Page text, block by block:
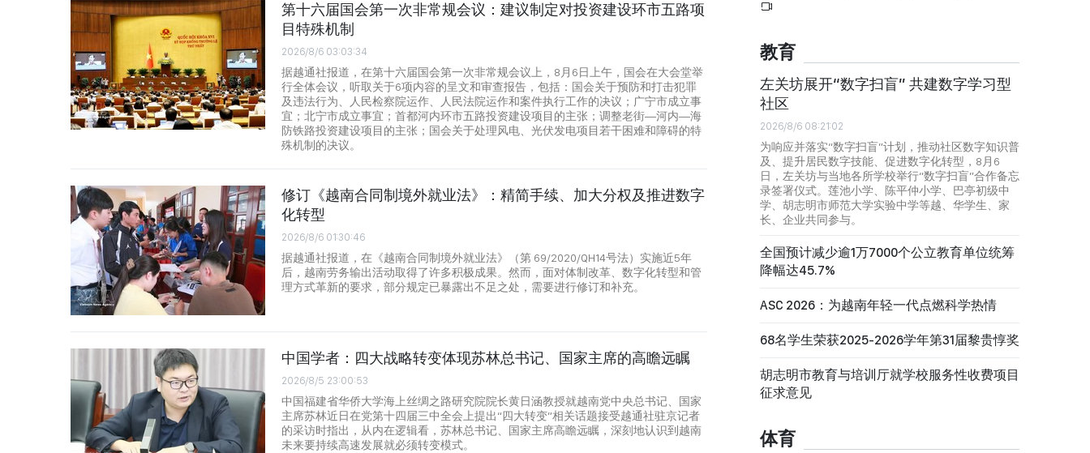
第十六届国会第一次非常规会议：建议制定对投资建设环市五路项
目特殊机制
2026/8/6 03:03:34
据越通社报道，在第十六届国会第一次非常规会议上，8月6日上午，国会在大会堂举
行全体会议，听取关于6项内容的呈文和审查报告，包括：国会关于预防和打击犯罪
及违法行为、人民检察院运作、人民法院运作和案件执行工作的决议；广宁市成立事
宜；北宁市成立事宜；首都河内环市五路投资建设项目的主张；调整老街—河内—海
防铁路投资建设项目的主张；国会关于处理风电、光伏发电项目若干困难和障碍的特
殊机制的决议。
修订《越南合同制境外就业法》：精简手续、加大分权及推进数字
化转型
2026/8/6 01:30:46
据越通社报道，在《越南合同制境外就业法》（第 69/2020/QH14号法）实施近5年
后，越南劳务输出活动取得了许多积极成果。然而，面对体制改革、数字化转型和管
理方式革新的要求，部分规定已暴露出不足之处，需要进行修订和补充。
中国学者：四大战略转变体现苏林总书记、国家主席的高瞻远瞩
2026/8/5 23:00:53
中国福建省华侨大学海上丝绸之路研究院院长黄日涵教授就越南党中央总书记、国家
主席苏林近日在党第十四届三中全会上提出“四大转变”相关话题接受越通社驻京记者
的采访时指出，从内在逻辑看，苏林总书记、国家主席高瞻远瞩，深刻地认识到越南
未来要持续高速发展就必须转变模式。
教育
左关坊展开“数字扫盲” 共建数字学习型
社区
2026/8/6 08:21:02
为响应并落实“数字扫盲”计划，推动社区数字知识普
及、提升居民数字技能、促进数字化转型，8月6
日，左关坊与当地各所学校举行“数字扫盲”合作备忘
录签署仪式。莲池小学、陈平仲小学、巴亭初级中
学、胡志明市师范大学实验中学等越、华学生、家
长、企业共同参与。
全国预计减少逾1万7000个公立教育单位统筹
降幅达45.7%
ASC 2026：为越南年轻一代点燃科学热情
68名学生荣获2025-2026学年第31届黎贵惇奖
胡志明市教育与培训厅就学校服务性收费项目
征求意见
体育